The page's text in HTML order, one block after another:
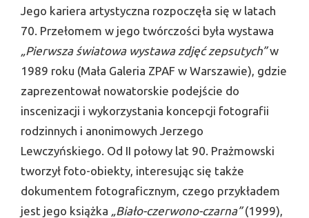
Jego kariera artystyczna rozpoczęła się w latach
70. Przełomem w jego twórczości była wystawa
„Pierwsza światowa wystawa zdjęć zepsutych”w
1989 roku (Mała Galeria ZPAF w Warszawie), gdzie
zaprezentował nowatorskie podejście do
inscenizacji i wykorzystania koncepcji fotografii
rodzinnych i anonimowych Jerzego
Lewczyńskiego. Od II połowy lat 90. Prażmowski
tworzył foto-obiekty, interesując się także
dokumentem fotograficznym, czego przykładem
jest jego książka
„Biało-czerwono-czarna”(1999),